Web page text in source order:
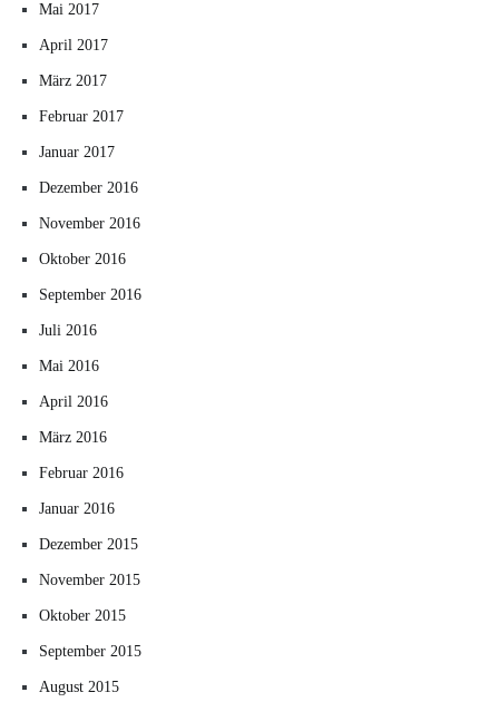
Mai 2017
April 2017
März 2017
Februar 2017
Januar 2017
Dezember 2016
November 2016
Oktober 2016
September 2016
Juli 2016
Mai 2016
April 2016
März 2016
Februar 2016
Januar 2016
Dezember 2015
November 2015
Oktober 2015
September 2015
August 2015